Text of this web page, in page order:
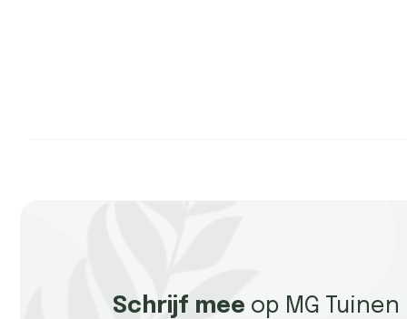
Schrijf mee op MG Tuinen